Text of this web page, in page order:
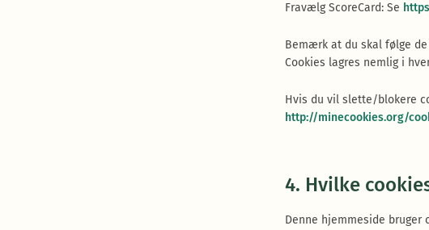
Fravælg ScoreCard: Se
Bemærk at du skal følge
Cookies lagres nemlig i
Hvis du vil slette/blokere
http://minecookies.org/
4. Hvilke
Denne hjemmeside bruger